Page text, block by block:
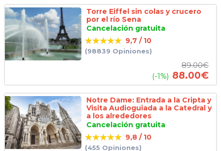
Torre Eiffel sin colas y crucero
por el río Sena
Cancelación gratuita
9,7 / 10
(98839 Opiniones)
89.00€
(-1%) 88.00€
Notre Dame: Entrada a la Cripta y
Visita Audioguiada a la Catedral y
a los alrededores
Cancelación gratuita
9,8 / 10
(455 Opiniones)